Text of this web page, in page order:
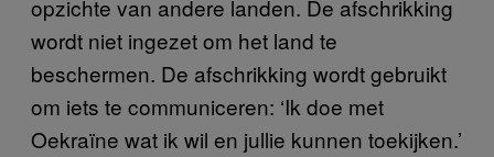
opzichte van andere landen. De afschrikking
wordt niet ingezet om het land te
beschermen. De afschrikking wordt gebruikt
om iets te communiceren: ‘Ik doe met
Oekraïne wat ik wil en jullie kunnen toekijken.’